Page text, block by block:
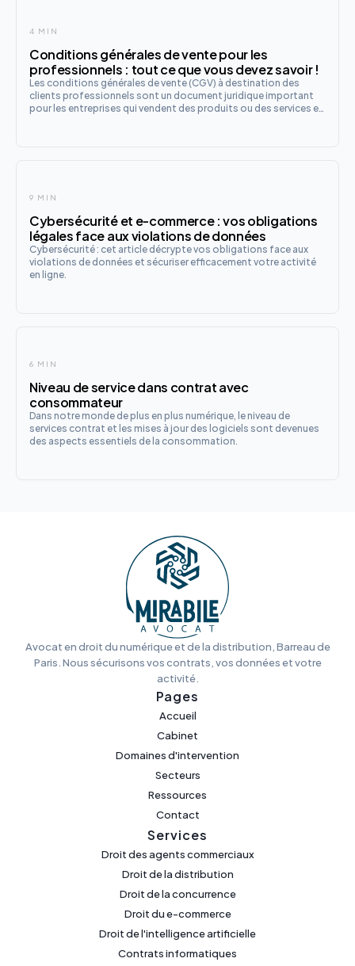
4 MIN
Conditions générales de vente pour les
professionnels : tout ce que vous devez savoir !
Les conditions générales de vente (CGV) à destination des
clients professionnels sont un document juridique important
pour les entreprises qui vendent des produits ou des services en
9 MIN
Cybersécurité et e-commerce : vos obligations
légales face aux violations de données
Cybersécurité : cet article décrypte vos obligations face aux
violations de données et sécuriser efficacement votre activité
en ligne.
6 MIN
Niveau de service dans contrat avec
consommateur
Dans notre monde de plus en plus numérique, le niveau de
services contrat et les mises à jour des logiciels sont devenues
des aspects essentiels de la consommation.
Avocat en droit du numérique et de la distribution, Barreau de
Paris. Nous sécurisons vos contrats, vos données et votre
activité.
Pages
Accueil
Cabinet
Domaines d'intervention
Secteurs
Ressources
Contact
Services
Droit des agents commerciaux
Droit de la distribution
Droit de la concurrence
Droit du e-commerce
Droit de l'intelligence artificielle
Contrats informatiques